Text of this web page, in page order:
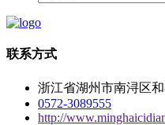
联系方式
浙江省湖州市南浔区
0572-3089555
http://